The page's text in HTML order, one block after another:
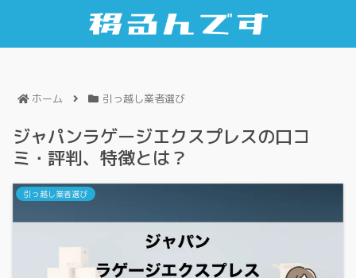
ホーム 引っ越し業者選び
ジャパンラゲージエクスプレスの口コ
ミ・評判、特徴とは？
引っ越し業者選び